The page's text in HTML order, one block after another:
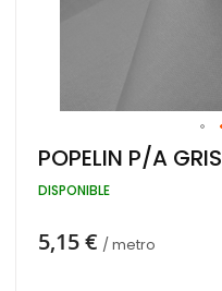
Saltar
al
comienzo
galería
POPELIN P/A GRIS
DISPONIBLE
5,15 € / metro